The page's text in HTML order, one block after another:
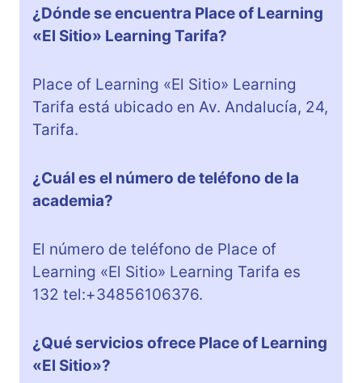
¿Dónde se encuentra Place of Learning
«El Sitio» Learning Tarifa?
Place of Learning «El Sitio» Learning
Tarifa está ubicado en Av. Andalucía, 24,
Tarifa.
¿Cuál es el número de teléfono de la
academia?
El número de teléfono de Place of
Learning «El Sitio» Learning Tarifa es
132 tel:+34856106376.
¿Qué servicios ofrece Place of Learning
«El Sitio»?